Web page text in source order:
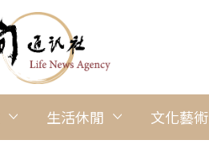
生活休閒 文化藝術